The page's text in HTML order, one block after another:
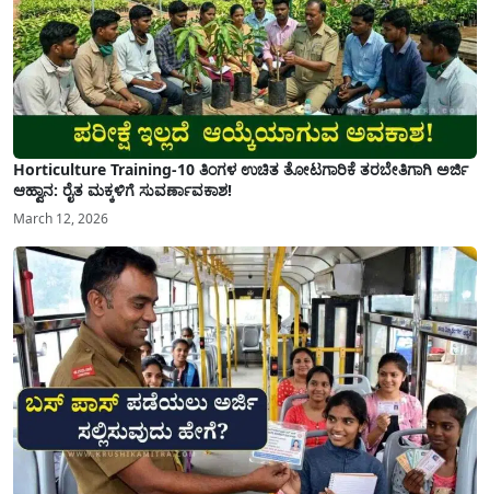
Horticulture Training-10 ತಿಂಗಳ ಉಚಿತ ತೋಟಗಾರಿಕೆ ತರಬೇತಿಗಾಗಿ ಅರ್ಜಿ
ಆಹ್ವಾನ: ರೈತ ಮಕ್ಕಳಿಗೆ ಸುವರ್ಣಾವಕಾಶ!
March 12, 2026